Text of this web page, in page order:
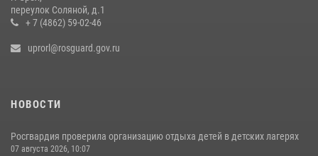
переулок Соляной, д.1
+ 7 (4862) 59-02-46
uprorl@rosguard.gov.ru
НОВОСТИ
Росгвардия проверила организацию отдыха детей в детских лагерях
07 августа 2026, 10:07